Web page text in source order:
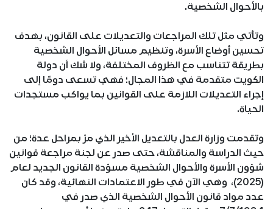
بالأحوال الشخصية.
وتأتي مثل تلك المراجعات والتعديلات على القانون، بهدف
تحسين أوضاع الأسرة، وتنظيم مسائل الأحوال الشخصية
بطريقة تتناسب مع الظروف المختلفة، ولا شك أن دولة
الكويت متقدمة في هذا المجال؛ فهي تسعى دومًا إلى
إجراء التعديلات اللازمة على القوانين بما يواكب مستجدات
الحياة.
وتقدمت وزارة العدل بالتعديل الأخير الذي مرّ بمراحل عدة؛ من
حيث الدراسة والمناقشة، حتى صدر عن لجنة مراجعة قوانين
شؤون الأسرة والأحوال الشخصية مسوّدة القانون الجديد لعام
(2025)، وهي الآن في طور الاعتمادات النهائية، وقد كان
عدد مواد قانون الأحوال الشخصية الذي صدر في